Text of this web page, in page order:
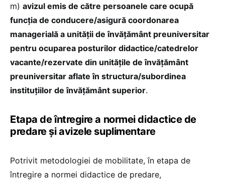
m) avizul emis de către persoanele care ocupă
funcția de conducere/asigură coordonarea
managerială a unității de învățământ preuniversitar
pentru ocuparea posturilor didactice/catedrelor
vacante/rezervate din unitățile de învățământ
preuniversitar aflate în structura/subordinea
instituțiilor de învățământ superior.
Etapa de întregire a normei didactice de
predare și avizele suplimentare
Potrivit metodologiei de mobilitate, în etapa de
întregire a normei didactice de predare,